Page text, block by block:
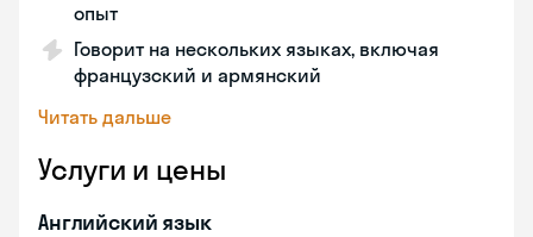
опыт
Говорит на нескольких языках, включая
французский и армянский
Читать дальше
Услуги и цены
Английский язык